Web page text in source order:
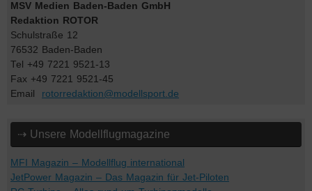
MSV Medien Baden-Baden GmbH
Redaktion ROTOR
Schulstraße 12
76532 Baden-Baden
Tel +49 7221 9521-13
Fax +49 7221 9521-45
Email rotorredaktion@modellsport.de
⇢ Unsere Modellflugmagazine
MFI Magazin – Modellflug international
JetPower Magazin – Das Magazin für Jet-Piloten